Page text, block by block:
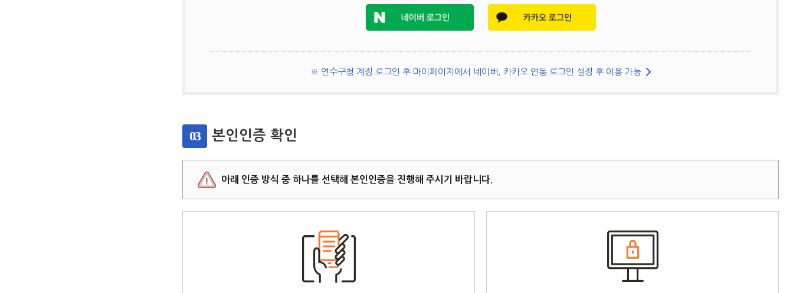
※ 연수구청 계정 로그인 후 마이페이지에서 네이버, 카카오 연동 로그인 설정 후 이용 가능
03 본인인증 확인
아래 인증 방식 중 하나를 선택해 본인인증을 진행해 주시기 바랍니다.